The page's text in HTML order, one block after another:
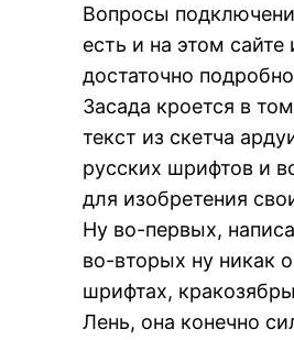
Вопросы
есть и на этом
достаточно
Засада кроется в
текст из скетча
русских шрифтов и
для изобретения
Ну во-первых,
во-вторых ну никак
шрифтах,
Лень, она конечно